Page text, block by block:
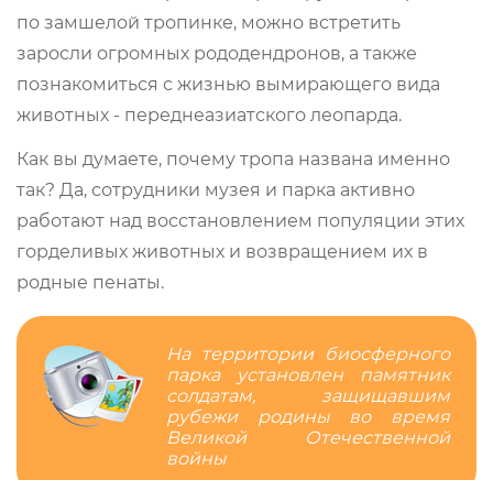
по замшелой тропинке, можно встретить
заросли огромных рододендронов, а также
познакомиться с жизнью вымирающего вида
животных - переднеазиатского леопарда.
Как вы думаете, почему тропа названа именно
так? Да, сотрудники музея и парка активно
работают над восстановлением популяции этих
горделивых животных и возвращением их в
родные пенаты.
На территории биосферного
парка установлен памятник
солдатам, защищавшим
рубежи родины во время
Великой Отечественной
войны